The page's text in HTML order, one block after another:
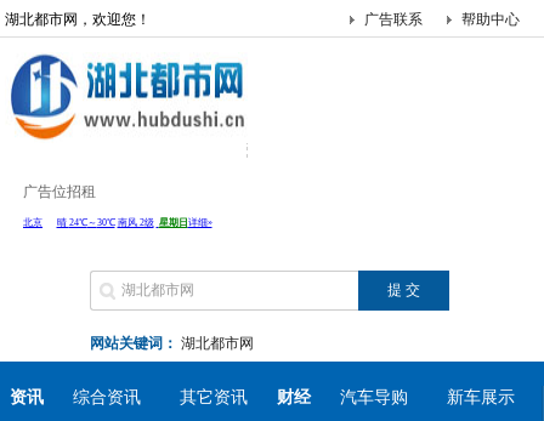
湖北都市网，欢迎您！ 帮助中心
广告联系
广告位招租
网站关键词： 湖北都市网
资讯 综合资讯 其它资讯 财经 汽车导购 新车展示